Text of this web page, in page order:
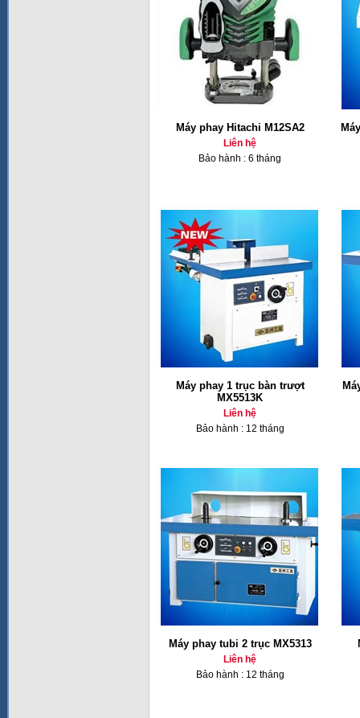
Máy phay Hitachi M12SA2
Liên hệ
Bảo hành : 6 tháng
Máy phay 1 trục bàn trượt
MX5513K
Liên hệ
Bảo hành : 12 tháng
Máy phay tubi 2 trục MX5313
Liên hệ
Bảo hành : 12 tháng